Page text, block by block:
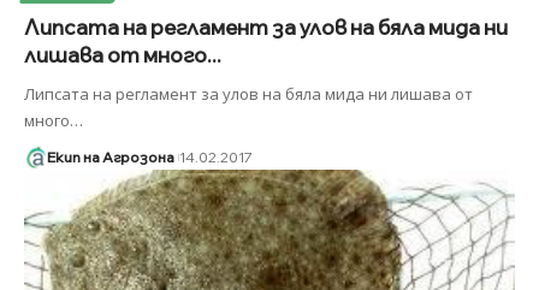
Липсата на регламент за улов на бяла мида ни
лишава от много...
Липсата на регламент за улов на бяла мида ни лишава от
много…
Екип на Агрозона 14.02.2017